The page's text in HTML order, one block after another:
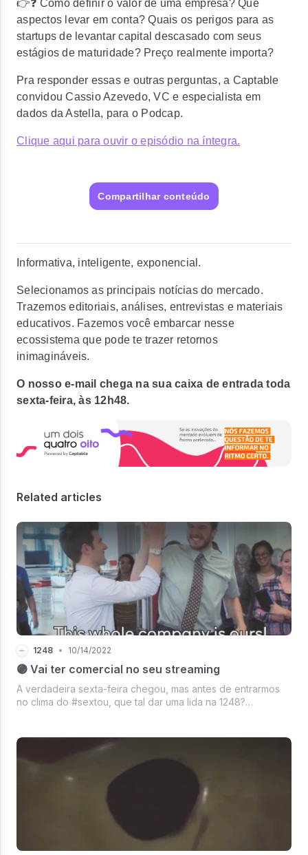
👉​❓​ Como definir o valor de uma empresa? Que
aspectos levar em conta? Quais os perigos para as
startups de levantar capital descasado com seus
estágios de maturidade? Preço realmente importa?
Pra responder essas e outras perguntas, a Captable
convidou Cassio Azevedo, VC e especialista em
dados da Astella, para o Podcap.
Clique aqui para ouvir o episódio na íntegra.
Compartilhar conteúdo
Informativa, inteligente, exponencial.
Selecionamos as principais notícias do mercado.
Trazemos editoriais, análises, entrevistas e materiais
educativos. Fazemos você embarcar nesse
ecossistema que pode te trazer retornos
inimagináveis.
O nosso e-mail chega na sua caixa de entrada toda
sexta-feira, às 12h48.
Related articles
1248 • 10/14/2022
🟣 Vai ter comercial no seu streaming
A verdadeira sexta-feira chegou, mas antes de entrarmos
no clima do #sextou, que tal dar uma lida na 1248?